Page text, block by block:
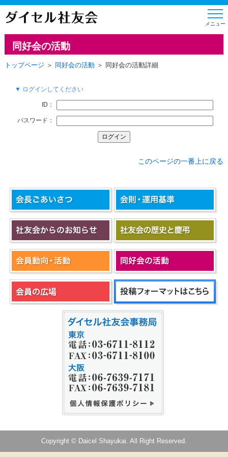
同好会の活動
トップページ ＞ 同好会の活動＞ 同好会の活動詳細
▼ ログインしてください
ID：
パスワード：
このページの一番上に戻る
Copyright © Daicel Shayukai. All Right Reserved.